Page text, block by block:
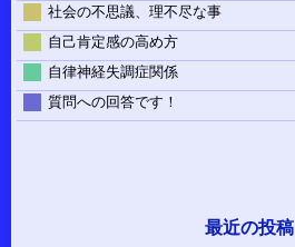
社会の不思議、理不尽な事
自己肯定感の高め方
自律神経失調症関係
質問への回答です！
最近の投稿